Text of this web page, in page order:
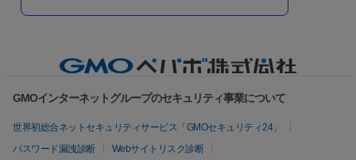
GMOインターネットグループのセキュリティ事業について
世界初総合ネットセキュリティサービス「GMOセキュリティ24」
パスワード漏洩診断
Webサイトリスク診断